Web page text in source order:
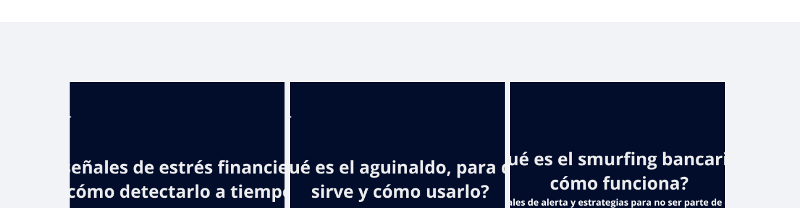
de negocios en
Plaza Paseo 27
de negocios en
Plaza Paseo 27
de negocios en
Plaza Paseo 27